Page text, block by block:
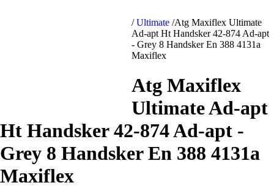
/ Ultimate /Atg Maxiflex Ultimate
Ad-apt Ht Handsker 42-874 Ad-apt
- Grey 8 Handsker En 388 4131a
Maxiflex
Atg Maxiflex
Ultimate Ad-apt
Ht Handsker 42-874 Ad-apt -
Grey 8 Handsker En 388 4131a
Maxiflex